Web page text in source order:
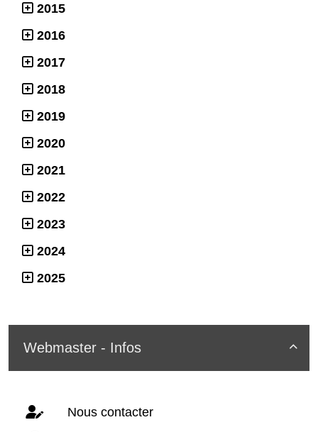
2015
2016
2017
2018
2019
2020
2021
2022
2023
2024
2025

Webmaster - Infos
Nous contacter